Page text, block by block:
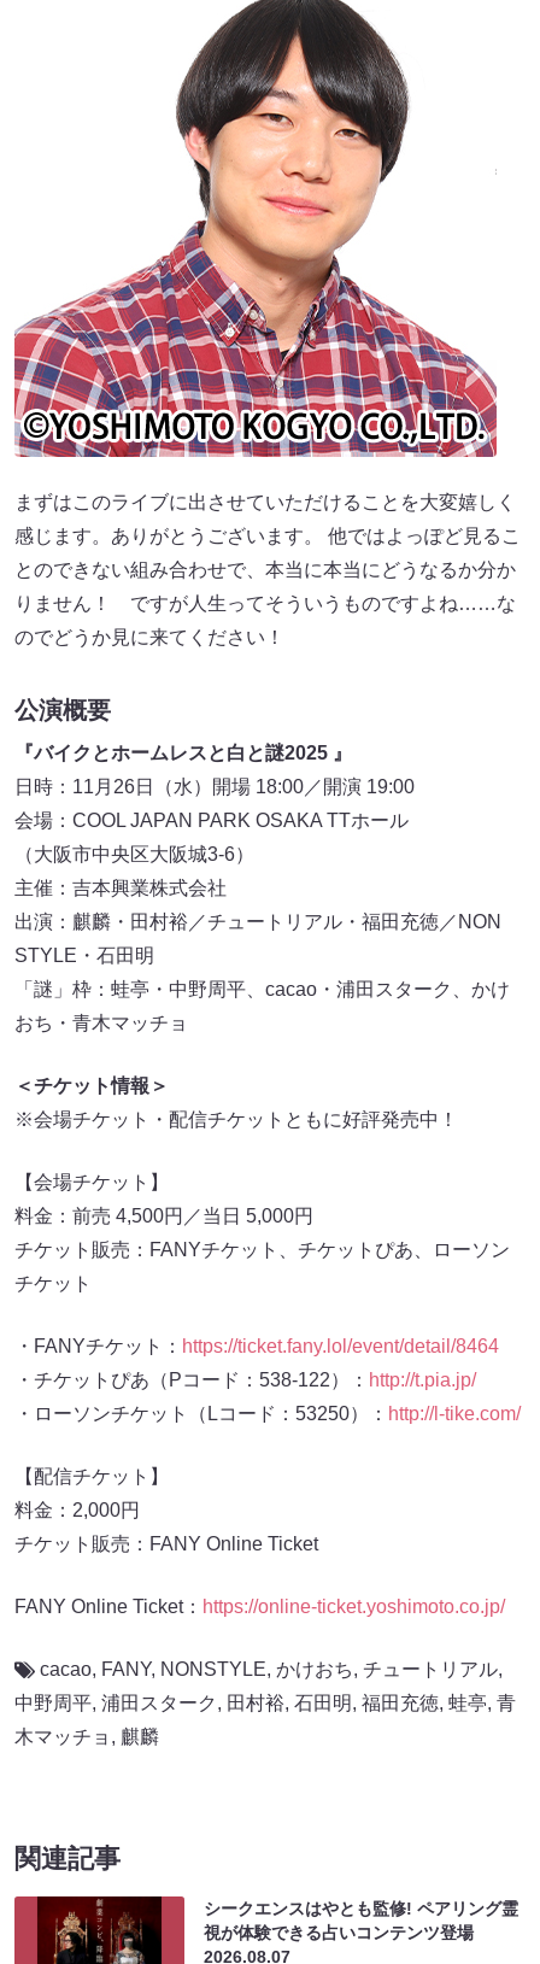
まずはこのライブに出させていただけることを大変嬉しく
感じます。ありがとうございます。 他ではよっぽど見るこ
とのできない組み合わせで、本当に本当にどうなるか分か
りません！ ですが人生ってそういうものですよね……な
のでどうか見に来てください！
公演概要
『バイクとホームレスと白と謎2025 』
日時：11月26日（水）開場 18:00／開演 19:00
会場：COOL JAPAN PARK OSAKA TTホール
（大阪市中央区大阪城3-6）
主催：吉本興業株式会社
出演：麒麟・田村裕／チュートリアル・福田充徳／NON
STYLE・石田明
「謎」枠：蛙亭・中野周平、cacao・浦田スターク、かけ
おち・青木マッチョ
＜チケット情報＞
※会場チケット・配信チケットともに好評発売中！
【会場チケット】
料金：前売 4,500円／当日 5,000円
チケット販売：FANYチケット、チケットぴあ、ローソン
チケット
・FANYチケット： https://ticket.fany.lol/event/detail/8464
・チケットぴあ（Pコード：538-122）： http://t.pia.jp/
・ローソンチケット（Lコード：53250）： http://l-tike.com/
【配信チケット】
料金：2,000円
チケット販売：FANY Online Ticket
FANY Online Ticket： https://online-ticket.yoshimoto.co.jp/
cacao, FANY, NONSTYLE, かけおち, チュートリアル,
中野周平, 浦田スターク , 田村裕, 石田明, 福田充徳, 蛙亭, 青
木マッチョ , 麒麟
関連記事
シークエンスはやとも監修! ペアリング霊
視が体験できる占いコンテンツ登場
2026.08.07